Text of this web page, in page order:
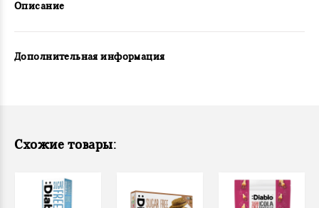
Описание
Дополнительная информация
Схожие товары: